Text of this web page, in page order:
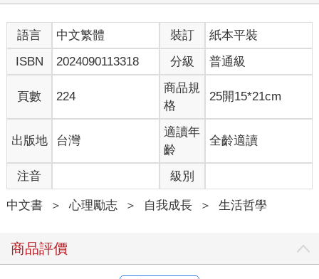
看看與工作不相關的讀物。因此當時我在辦公室放了幾本大眾文
學，以便於午餐時間閱讀。在這些書籍中，就有幾冊《花生》漫
畫。
我還記得每一季的開頭，查理布朗都會在嘗試踢飛橄欖球時摔個
四腳朝天。每年他都會合理解釋今年如何與以往不同，保證自己
不會失腳。但每一年，同樣的事都會再次發生。查理布朗並沒有
從過往的經驗中學習。
我把這個故事告訴病患，然後讓他讀了幾篇漫畫。他開懷大笑，
接著令我感到訝異的是，他說：「對，這就是我。」
查理布朗用我做不到的方式來接近這個患者。作為一位精神科醫
師，我的形象是可怕且具威脅性的。病患面對我時，可能會認為
被指控對於自己的酗酒問題不夠努力。但查理布朗既單純又無
害，他每每全力以赴，而且總是用盡全身力氣地去踢那顆橄欖
球。只是結果不盡人意而已。
詮釋。而患者自己體悟出的見解，永遠會比精神科醫師給出的見
解更加有效。
語言 中文繁體 裝訂
紙本平裝
ISBN
2024090113318 分級 普通級
頁數 224
商品規
格
25開15*21cm
出版地 台灣
適讀年
齡
全齡適讀
注音 級別
中文書 ＞ 心理勵志 ＞ 自我成長 ＞ 生活哲學
商品評價